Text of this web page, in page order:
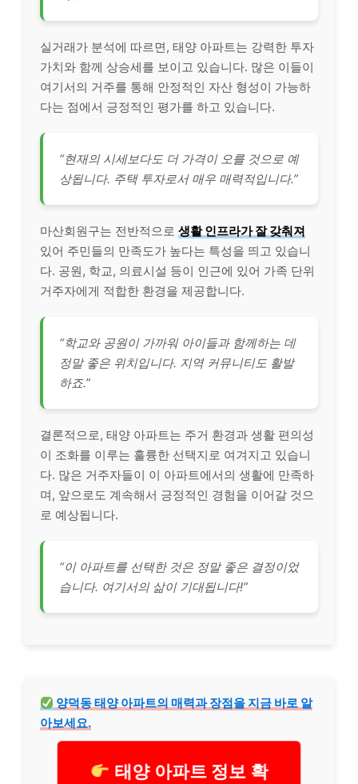
실거래가 분석에 따르면, 태양 아파트는 강력한 투자
가치와 함께 상승세를 보이고 있습니다. 많은 이들이
여기서의 거주를 통해 안정적인 자산 형성이 가능하
다는 점에서 긍정적인 평가를 하고 있습니다.
“현재의 시세보다도 더 가격이 오를 것으로 예
상됩니다. 주택 투자로서 매우 매력적입니다.”
마산회원구는 전반적으로 생활 인프라가 잘 갖춰져
있어 주민들의 만족도가 높다는 특성을 띄고 있습니
다. 공원, 학교, 의료시설 등이 인근에 있어 가족 단위
거주자에게 적합한 환경을 제공합니다.
“학교와 공원이 가까워 아이들과 함께하는 데
정말 좋은 위치입니다. 지역 커뮤니티도 활발
하죠.”
결론적으로, 태양 아파트는 주거 환경과 생활 편의성
이 조화를 이루는 훌륭한 선택지로 여겨지고 있습니
다. 많은 거주자들이 이 아파트에서의 생활에 만족하
며, 앞으로도 계속해서 긍정적인 경험을 이어갈 것으
로 예상됩니다.
“이 아파트를 선택한 것은 정말 좋은 결정이었
습니다. 여기서의 삶이 기대됩니다!”
양덕동 태양 아파트의 매력과 장점을 지금 바로 알
아보세요.
태양 아파트 정보 확